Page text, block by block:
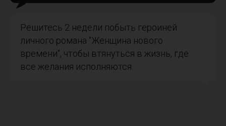
Решитесь 2 недели побыть героиней
личного романа "Женщина нового
времени", чтобы втянуться в жизнь, где
все желания исполняются.